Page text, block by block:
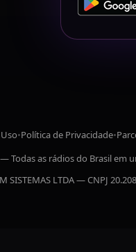
•Política de Privacidade•
Todas as rádios do Brasil em
SISTEMAS LTDA — CNPJ